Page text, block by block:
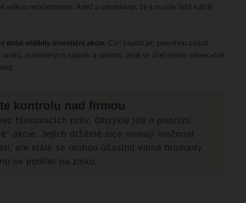
velkou nepříjemností. A teď si představte, že ji musíte řešit každý
době oblíbily investiční akcie. Cizí kapitál jim pomohou získat
pravidelných splátek a starostí, jestli se účel emise stihne včas
kontrolu nad firmou
hlasovacích práv. Obvykle jde o prioritní,
akcie. Jejich držitelé sice nemají možnost
ale stále se mohou účastnit valné hromady
se podílet na zisku.